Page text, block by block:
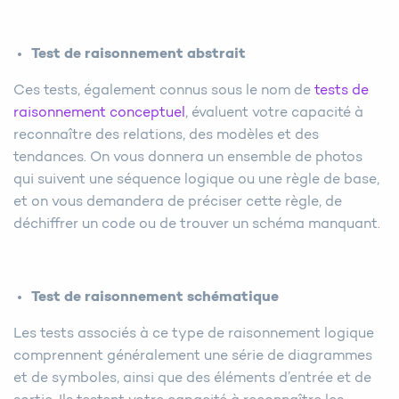
Test de raisonnement abstrait
Ces tests, également connus sous le nom de tests de
raisonnement conceptuel , évaluent votre capacité à
reconnaître des relations, des modèles et des
tendances. On vous donnera un ensemble de photos
qui suivent une séquence logique ou une règle de base,
et on vous demandera de préciser cette règle, de
déchiffrer un code ou de trouver un schéma manquant.
Test de raisonnement schématique
Les tests associés à ce type de raisonnement logique
comprennent généralement une série de diagrammes
et de symboles, ainsi que des éléments d’entrée et de